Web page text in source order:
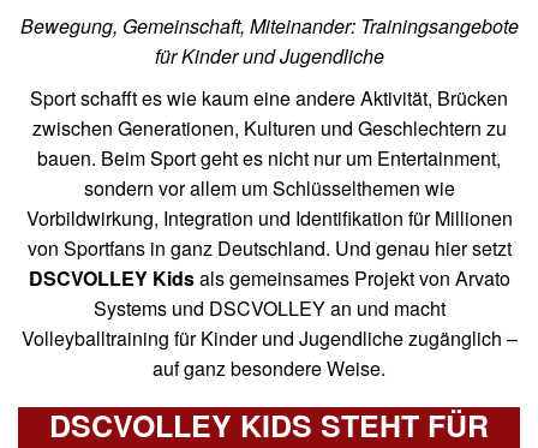
Bewegung, Gemeinschaft, Miteinander: Trainingsangebote
für Kinder und Jugendliche
Sport schafft es wie kaum eine andere Aktivität, Brücken
zwischen Generationen, Kulturen und Geschlechtern zu
bauen. Beim Sport geht es nicht nur um Entertainment,
sondern vor allem um Schlüsselthemen wie
Vorbildwirkung, Integration und Identifikation für Millionen
von Sportfans in ganz Deutschland. Und genau hier setzt
DSCVOLLEY Kidsals gemeinsames Projekt von Arvato
Systems und DSCVOLLEY an und macht
Volleyballtraining für Kinder und Jugendliche zugänglich –
auf ganz besondere Weise.
DSCVOLLEY KIDS STEHT FÜR